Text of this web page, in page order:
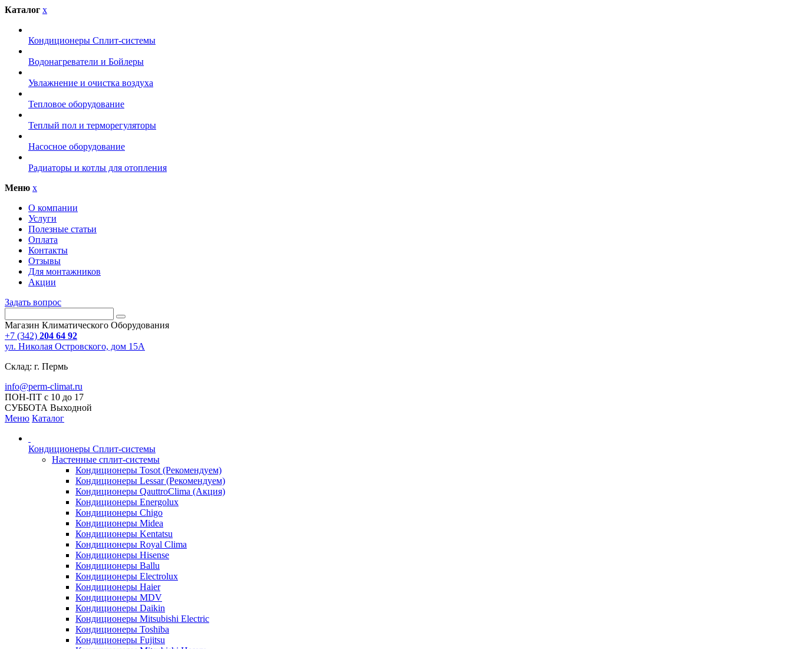
Каталог x
Кондиционеры Сплит-системы
Водонагреватели и Бойлеры
Увлажнение и очистка воздуха
Тепловое оборудование
Теплый пол и терморегуляторы
Насосное оборудование
Радиаторы и котлы для отопления
Меню x
О компании
Услуги
Полезные статьи
Оплата
Контакты
Отзывы
Для монтажников
Акции
Задать вопрос
Магазин Климатического Оборудования
+7 (342) 204 64 92
ул. Николая Островского, дом 15А
Склад: г. Пермь
info@perm-climat.ru
ПОН-ПТ с 10 до 17
СУББОТА Выходной
Меню Каталог
Кондиционеры Сплит-системы
Настенные сплит-системы
Кондиционеры Tosot (Рекомендуем)
Кондиционеры Lessar (Рекомендуем)
Кондиционеры QauttroClima (Акция)
Кондиционеры Energolux
Кондиционеры Chigo
Кондиционеры Midea
Кондиционеры Kentatsu
Кондиционеры Royal Clima
Кондиционеры Hisense
Кондиционеры Ballu
Кондиционеры Electrolux
Кондиционеры Haier
Кондиционеры MDV
Кондиционеры Daikin
Кондиционеры Mitsubishi Electric
Кондиционеры Toshiba
Кондиционеры Fujitsu